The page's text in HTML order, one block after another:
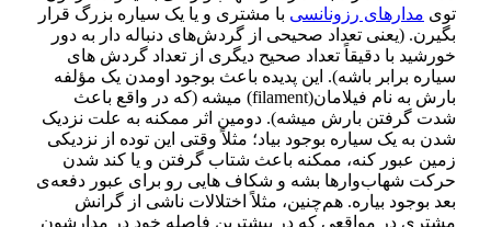
توی مدارهای رزونانسی با مشتری و یا یک سیاره بزرگ قرار
بگیر ن. (یعنی تعداد صحیحی از گردش‌های دنباله دار به دور
خورشید با دقیقاً تعداد صحیح دیگری از تعداد گردش های
سیاره برابر باشه). این پدیده باعث بوجود اومدن یک مؤلفه
بارش به نام فیلامان(filament) میشه (که در واقع باعث
شدت گرفتن بارش میشه). دومین اثر ممکنه به علت نزدیک
شدن به یک سیاره بوجود بیاد؛ مثلاً وقتی این توده از نزدیکی
زمین عبور کنه، ممکنه باعث شتاب گرفتن و یا کند شدن
حرکت شهاب‌وارها بشه و شکاف هایی رو برای عبور دفعه‌ی
بعد بوجود بیاره. هم‌چنین، مثلاً اختلالات ناشی از گرانش
مشتری در مواقعی که در بیشترین فاصله خود در مدارشون